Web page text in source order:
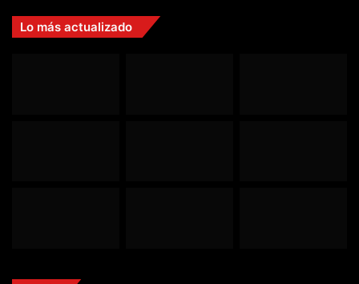
Lo más actualizado